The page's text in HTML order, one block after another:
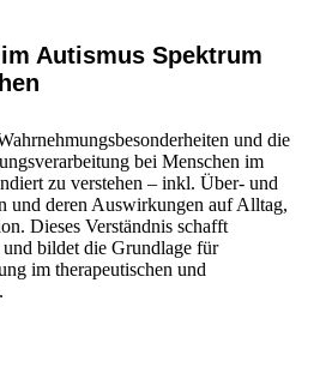
Autismus Spektrum
und die
bei Menschen im
zu verstehen – inkl. Über- und
und deren Auswirkungen auf Alltag,
Dieses Verständnis schafft
bildet die Grundlage für
im therapeutischen und